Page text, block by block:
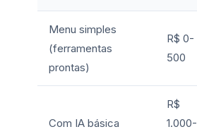
Menu simples
(ferramentas
prontas)
R$ 0-
500
Com IA básica
R$
1.000-